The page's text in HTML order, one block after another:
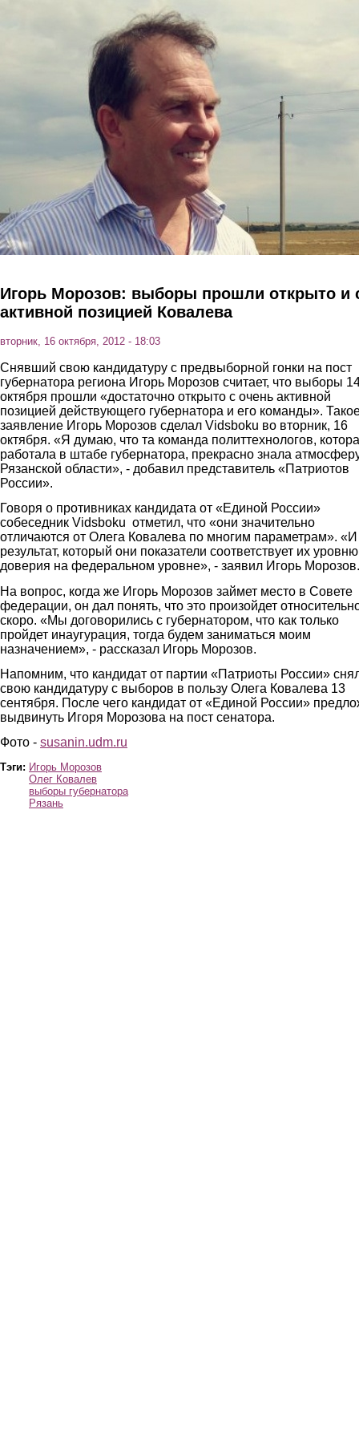
Игорь Морозов: выборы прошли открыто и
активной позицией Ковалева
вторник, 16 октября, 2012 - 18:03
Снявший свою кандидатуру с предвыборной гонки на пост
губернатора региона Игорь Морозов считает, что выборы
октября прошли «достаточно открыто с очень активной
позицией действующего губернатора и его команды».
заявление Игорь Морозов сделал Vidsboku во вторник, 16
октября. «Я думаю, что та команда политтехнологов,
работала в штабе губернатора, прекрасно знала
Рязанской области», - добавил представитель «Патриотов
России».
Говоря о противниках кандидата от «Единой России»
собеседник Vidsboku отметил, что «они значительно
отличаются от Олега Ковалева по многим параметрам». «И
результат, который они показатели соответствует их уровню
доверия на федеральном уровне», - заявил Игорь Морозов.
На вопрос, когда же Игорь Морозов займет место в Совете
федерации, он дал понять, что это произойдет
скоро. «Мы договорились с губернатором, что как только
пройдет инаугурация, тогда будем заниматься моим
назначением», - рассказал Игорь Морозов.
Напомним, что кандидат от партии «Патриоты России»
свою кандидатуру с выборов в пользу Олега Ковалева 13
сентября. После чего кандидат от «Единой России»
выдвинуть Игоря Морозова на пост сенатора.
Фото - susanin.udm.ru
Тэги: Игорь Морозов
Олег Ковалев
выборы губернатора
Рязань